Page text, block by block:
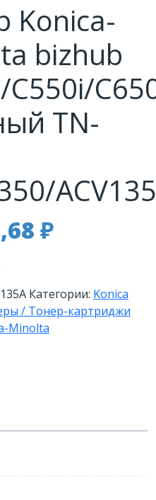
Konica-
bizhub
C550i/
TN-
₽
Категории: Konica
/ Тонер-картриджи
Minolta